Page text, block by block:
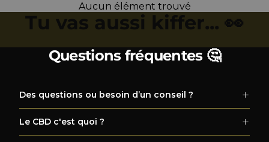
Aucun élément trouvé
Tu vas aussi kiffer... 👀
Questions fréquentes 🤔
Des questions ou besoin d’un conseil ?
Le CBD c'est quoi ?